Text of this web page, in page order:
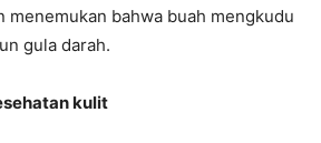
menemukan bahwa buah mengkudu
gula darah.
kulit